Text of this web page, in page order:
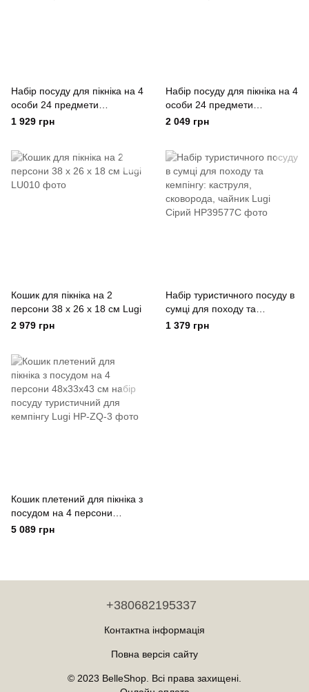
Набір посуду для пікніка на 4
особи 24 предмети
Сріблястий Lugi Серебряный
1 929 грн
Набір посуду для пікніка на 4
особи 24 предмети
Золотистий Lugi Золотистый
2 049 грн
Кошик для пікніка на 2
персони 38 x 26 x 18 см Lugi
2 979 грн
Набір туристичного посуду в
сумці для походу та
кемпінгу: каструля,
1 379 грн
Кошик плетений для пікніка з
посудом на 4 персони
48х33х43 см набір посуду
5 089 грн
+380682195337
Контактна інформація
Повна версія сайту
© 2023 BelleShop. Всі права захищені.